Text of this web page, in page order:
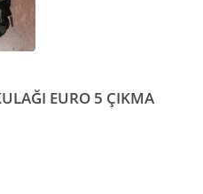
EURO 5 ÇIKMA